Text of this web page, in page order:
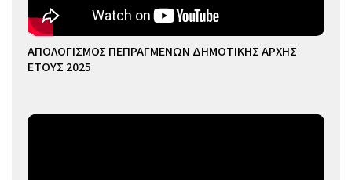
ΑΠΟΛΟΓΙΣΜΟΣ ΠΕΠΡΑΓΜΕΝΩΝ ΔΗΜΟΤΙΚΗΣ ΑΡΧΗΣ
ΕΤΟΥΣ 2025